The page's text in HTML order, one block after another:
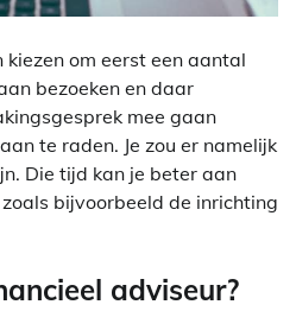
kiezen om eerst een aantal
bezoeken en daar
mee gaan
te raden. Je zou er namelijk
Die tijd kan je beter aan
bijvoorbeeld de inrichting
adviseur?